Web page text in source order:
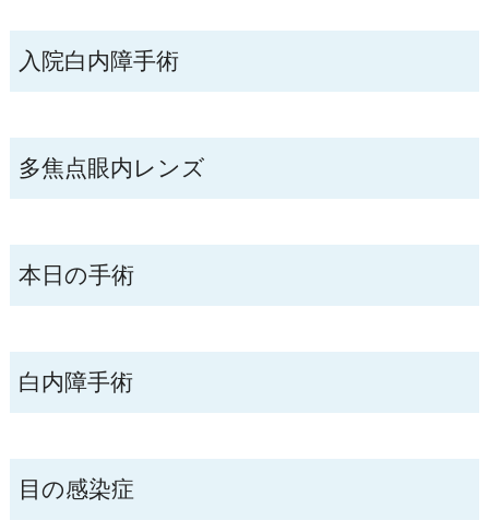
入院白内障手術
多焦点眼内レンズ
本日の手術
白内障手術
目の感染症